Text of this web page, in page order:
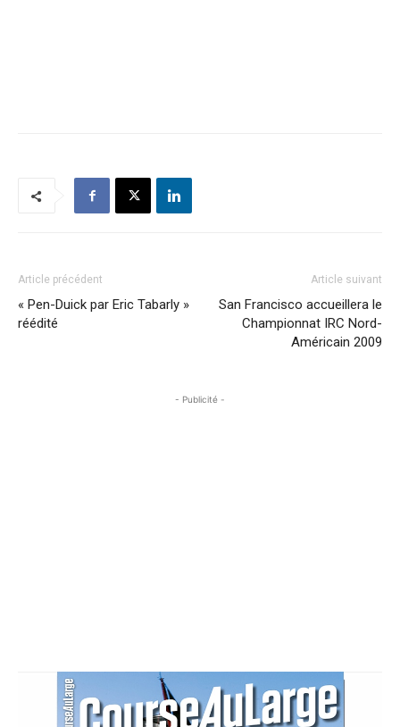
Article précédent
« Pen-Duick par Eric Tabarly »
réédité
Article suivant
San Francisco accueillera le
Championnat IRC Nord-
Américain 2009
- Publicité -